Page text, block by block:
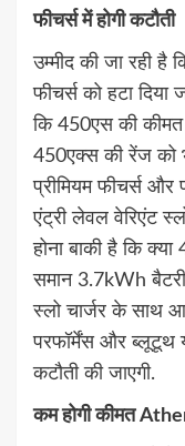
फीचर्स में होगी कटौती
उम्मीद की जा रही है
फीचर्स को हटा दिया
कि 450एस की कीमत
450एक्स की रेंज को
प्रीमियम फीचर्स
एंट्री लेवल वेरिएंट
होना बाकी है कि
समान 3.7kWh
स्लो चार्जर के साथ
परफॉर्मेंस और ब्लूटूथ
कटौती की जाएगी.
कम होगी कीमत